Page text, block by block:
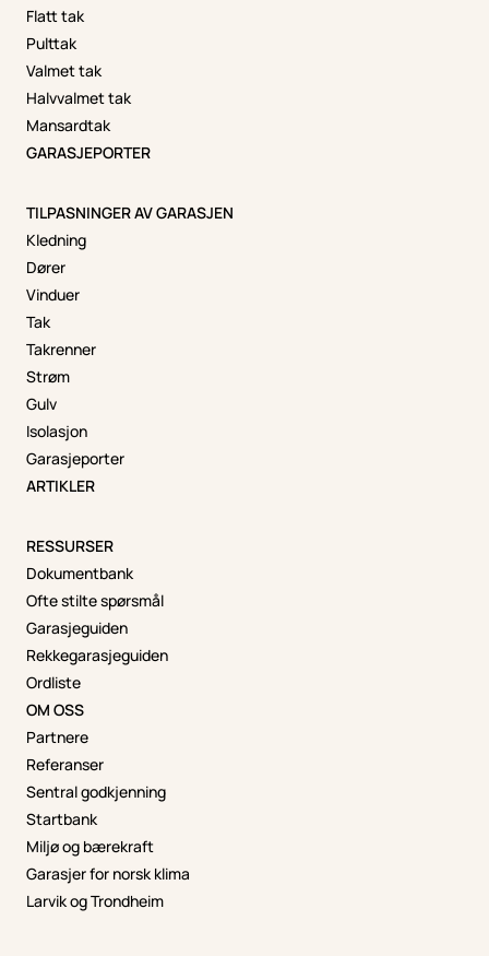
Flatt tak
Pulttak
Valmet tak
Halvvalmet tak
Mansardtak
GARASJEPORTER
TILPASNINGER AV GARASJEN
Kledning
Dører
Vinduer
Tak
Takrenner
Strøm
Gulv
Isolasjon
Garasjeporter
ARTIKLER
RESSURSER
Dokumentbank
Ofte stilte spørsmål
Garasjeguiden
Rekkegarasjeguiden
Ordliste
OM OSS
Partnere
Referanser
Sentral godkjenning
Startbank
Miljø og bærekraft
Garasjer for norsk klima
Larvik og Trondheim